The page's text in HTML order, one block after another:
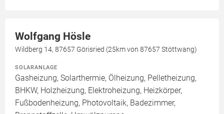
Wolfgang Hösle
Wildberg 14, 87657 Görisried (25km von 87657 Stöttwang)
SOLARANLAGE
Gasheizung, Solarthermie, Ölheizung, Pelletheizung,
BHKW, Holzheizung, Elektroheizung, Heizkörper,
Fußbodenheizung, Photovoltaik, Badezimmer,